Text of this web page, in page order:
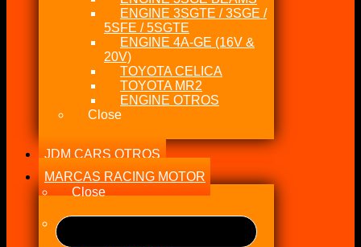
ENGINE 3SGTE / 3SGE /
5SFE / 5SGTE
ENGINE 4A-GE (16V &
20V)
TOYOTA CELICA
TOYOTA MR2
ENGINE OTROS
Close
JDM CARS OTROS
MARCAS RACING MOTOR
Close